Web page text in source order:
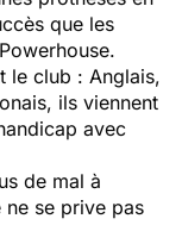
que les
le club : Anglais,
ils viennent
avec
de mal à
ne se prive pas